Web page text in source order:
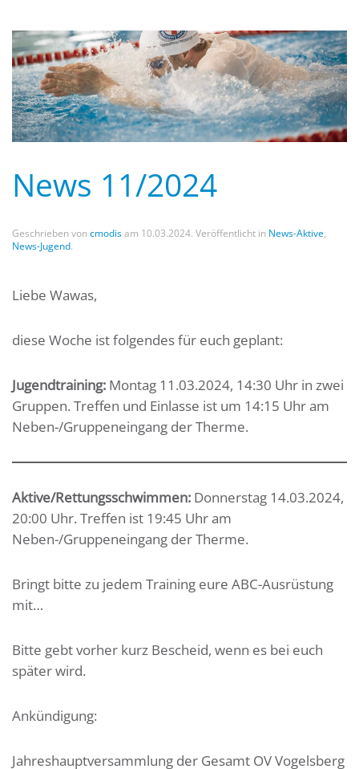
News 11/2024
Geschrieben voncmodisam 10.03.2024. Veröffentlicht in News-Aktive,
News-Jugend.
Liebe Wawas,
diese Woche ist folgendes für euch geplant:
Jugendtraining: Montag 11.03.2024, 14:30 Uhr in zwei
Gruppen. Treffen und Einlasse ist um 14:15 Uhr am
Neben-/Gruppeneingang der Therme.
Aktive/Rettungsschwimmen: Donnerstag 14.03.2024,
20:00 Uhr. Treffen ist 19:45 Uhr am
Neben-/Gruppeneingang der Therme.
Bringt bitte zu jedem Training eure ABC-Ausrüstung
mit…
Bitte gebt vorher kurz Bescheid, wenn es bei euch
später wird.
Ankündigung:
Jahreshauptversammlung der Gesamt OV Vogelsberg